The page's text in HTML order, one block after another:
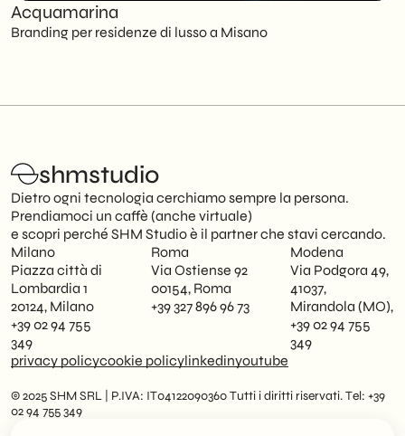
Acquamarina
Branding per residenze di lusso a Misano
shmstudio
Dietro ogni tecnologia cerchiamo sempre la persona.
Prendiamoci un caffè (anche virtuale)
e scopri perché SHM Studio è il partner che stavi cercando.
Milano
Piazza città di
Lombardia 1
20124, Milano
+39 02 94 755
349
Roma
Via Ostiense 92
00154, Roma
+39 327 896 96 73
Modena
Via Podgora 49,
41037,
Mirandola (MO),
+39 02 94 755
349
privacy policycookie policylinkedinyoutube
© 2025 SHM SRL | P.IVA: IT04122090360 Tutti i diritti riservati. Tel: +39
02 94 755 349